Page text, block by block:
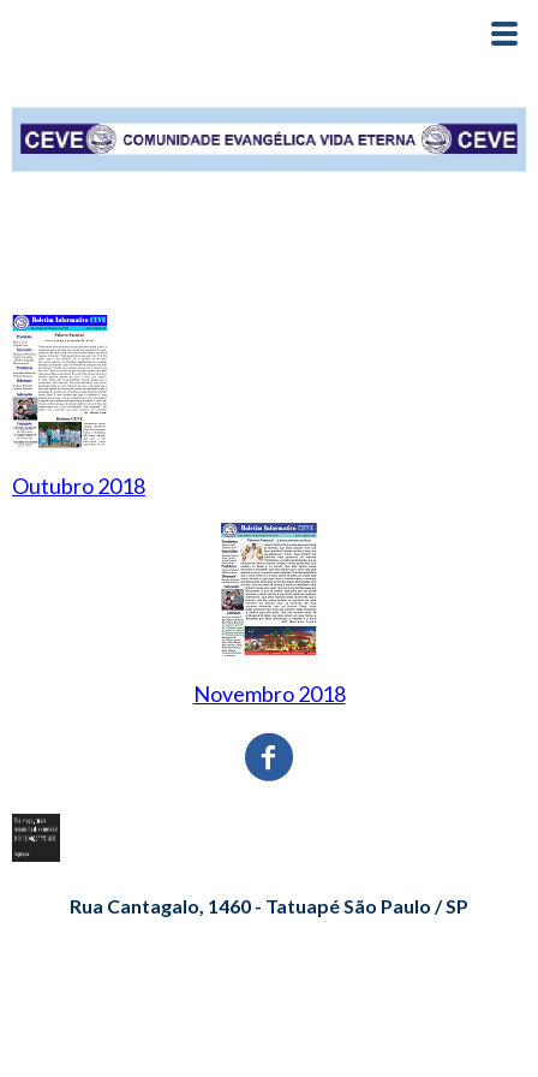
Outubro 2018
Novembro 2018
Rua Cantagalo, 1460 - Tatuapé São Paulo / SP